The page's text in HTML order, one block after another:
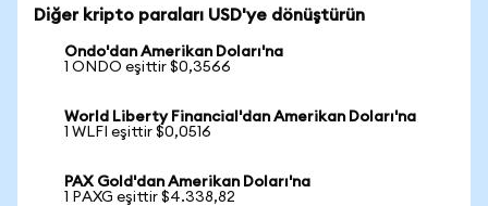
Diğer kripto paraları USD'ye dönüştürün
Ondo'dan Amerikan Doları'na
1 ONDO eşittir $0,3566
World Liberty Financial'dan Amerikan Doları'na
1 WLFI eşittir $0,0516
PAX Gold'dan Amerikan Doları'na
1 PAXG eşittir $4.338,82